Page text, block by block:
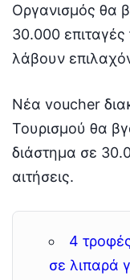
Οργανισμός θα
30.000 επιταγές
λάβουν
Νέα voucher
Τουρισμού θα
διάστημα σε
αιτήσεις.
4
σε λιπαρά